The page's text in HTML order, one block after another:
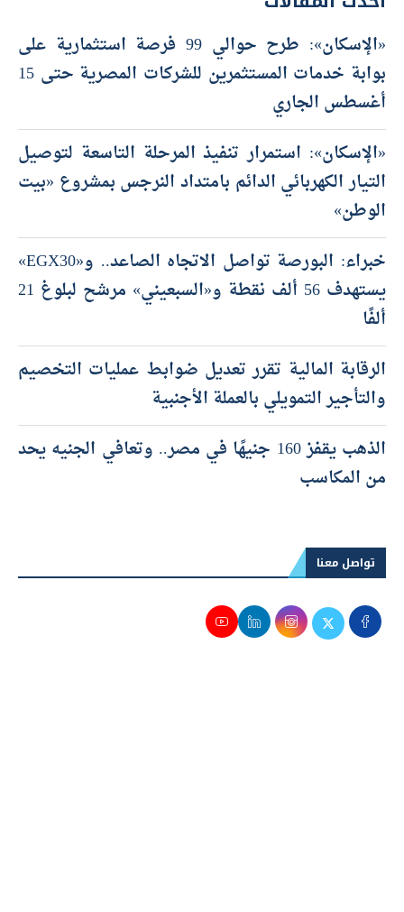
أحدث المقالات
«الإسكان»: طرح حوالي 99 فرصة استثمارية على
أغسطس الجاري
«الإسكان»: استمرار تنفيذ المرحلة التاسعة لتوصيل
التيار الكهربائي الدائم بامتداد النرجس بمشروع «بيت
الوطن»
خبراء: البورصة تواصل الاتجاه الصاعد.. و«EGX30»
ألفًا
الرقابة المالية تقرر تعديل ضوابط عمليات التخصيم
والتأجير التمويلي بالعملة الأجنبية
تواصل معنا